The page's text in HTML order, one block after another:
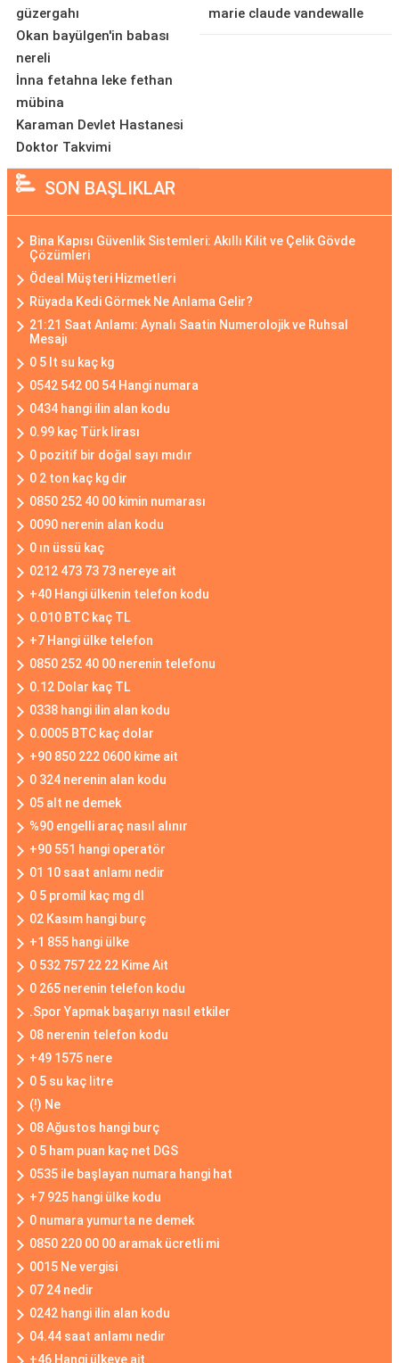
güzergahı
Okan bayülgen'in babası
nereli
İnna fetahna leke fethan
mübina
Karaman Devlet Hastanesi
Doktor Takvimi
marie claude vandewalle
SON BAŞLIKLAR
Bina Kapısı Güvenlik Sistemleri: Akıllı Kilit ve Çelik Gövde
Çözümleri
Ödeal Müşteri Hizmetleri
Rüyada Kedi Görmek Ne Anlama Gelir?
21:21 Saat Anlamı: Aynalı Saatin Numerolojik ve Ruhsal
Mesajı
0 5 lt su kaç kg
0542 542 00 54 Hangi numara
0434 hangi ilin alan kodu
0.99 kaç Türk lirası
0 pozitif bir doğal sayı mıdır
0 2 ton kaç kg dir
0850 252 40 00 kimin numarası
0090 nerenin alan kodu
0 ın üssü kaç
0212 473 73 73 nereye ait
+40 Hangi ülkenin telefon kodu
0.010 BTC kaç TL
+7 Hangi ülke telefon
0850 252 40 00 nerenin telefonu
0.12 Dolar kaç TL
0338 hangi ilin alan kodu
0.0005 BTC kaç dolar
+90 850 222 0600 kime ait
0 324 nerenin alan kodu
05 alt ne demek
%90 engelli araç nasıl alınır
+90 551 hangi operatör
01 10 saat anlamı nedir
0 5 promil kaç mg dl
02 Kasım hangi burç
+1 855 hangi ülke
0 532 757 22 22 Kime Ait
0 265 nerenin telefon kodu
.Spor Yapmak başarıyı nasıl etkiler
08 nerenin telefon kodu
+49 1575 nere
0 5 su kaç litre
(!) Ne
08 Ağustos hangi burç
0 5 ham puan kaç net DGS
0535 ile başlayan numara hangi hat
+7 925 hangi ülke kodu
0 numara yumurta ne demek
0850 220 00 00 aramak ücretli mi
0015 Ne vergisi
07 24 nedir
0242 hangi ilin alan kodu
04.44 saat anlamı nedir
+46 Hangi ülkeye ait